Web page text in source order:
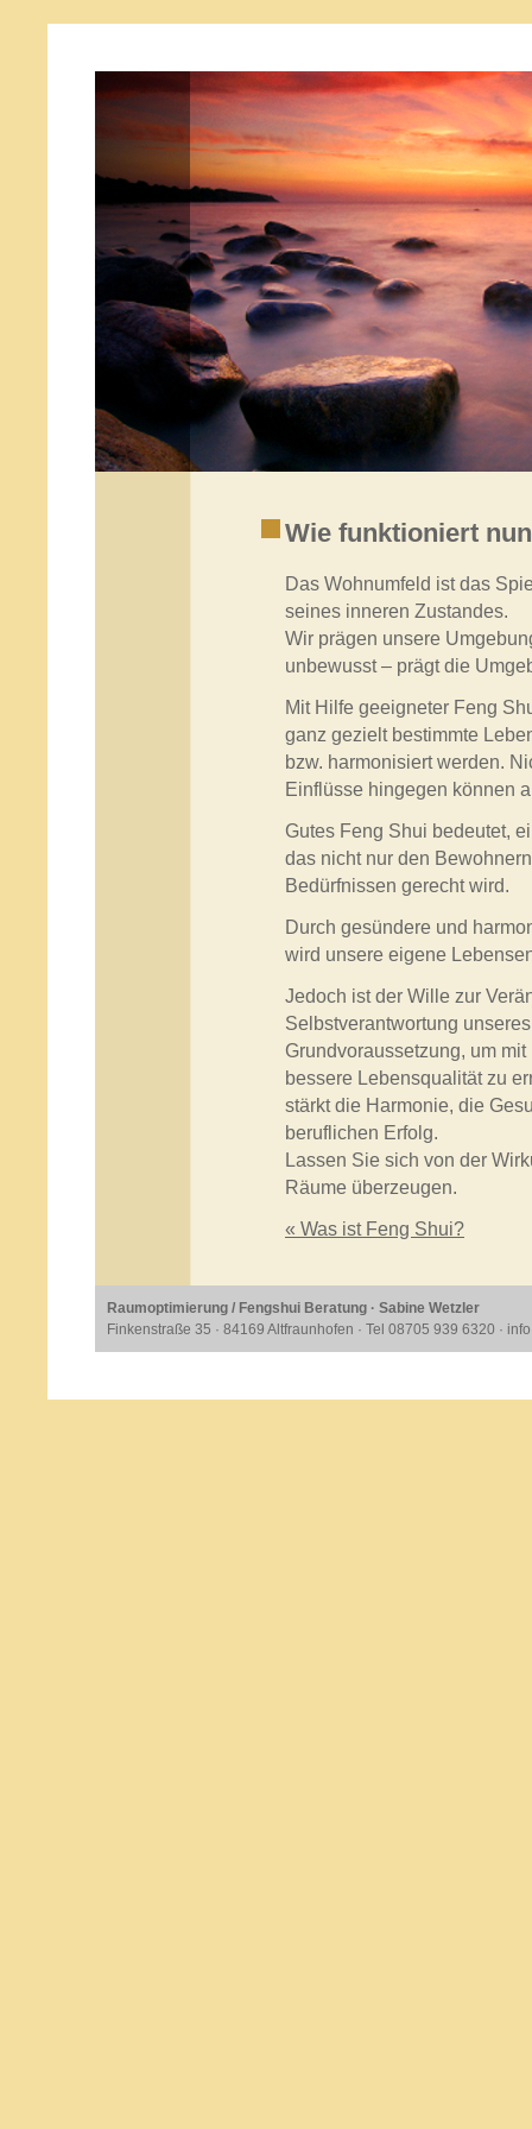
Wie funktioniert
Das Wohnumfeld ist das
seines inneren Zustandes.
Wir prägen unsere
unbewusst – prägt die
Mit Hilfe geeigneter Feng
ganz gezielt bestimmte
bzw. harmonisiert werden.
Einflüsse hingegen können
Gutes Feng Shui bedeutet,
das nicht nur den
Bedürfnissen gerecht wird.
Durch gesündere und
wird unsere eigene
Jedoch ist der Wille zur
Selbstverantwortung
Grundvoraussetzung, um
bessere Lebensqualität zu
stärkt die Harmonie, die
beruflichen Erfolg.
Lassen Sie sich von der
Räume überzeugen.
« Was ist Feng Shui?
Raumoptimierung / Fengshui Beratung · Sabine Wetzler
Finkenstraße 35 · 84169 Altfraunhofen · Tel 08705 939 6320 ·